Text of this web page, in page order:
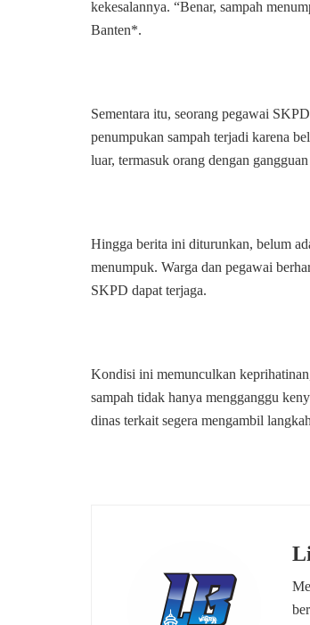
kekesalannya. “Benar, sampah
Banten*.
Sementara itu, seorang pegawai
penumpukan sampah terjadi karena
luar, termasuk orang dengan
Hingga berita ini diturunkan, belum
menumpuk. Warga dan pegawai
SKPD dapat terjaga.
Kondisi ini memunculkan
sampah tidak hanya mengganggu
dinas terkait segera mengambil